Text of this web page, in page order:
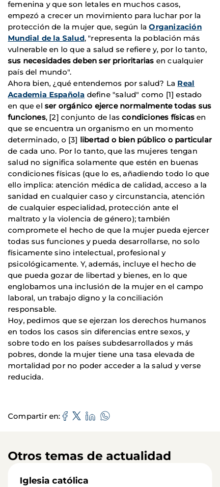
femenina y que son letales en muchos casos,
empezó a crecer un movimiento para luchar por la
protección de la mujer que, según laOrganización
Mundial de la Salud, "representa la población más
vulnerable en lo que a salud se refiere y, por lo tanto,
sus necesidades deben ser prioritarias en cualquier
país del mundo".
Ahora bien, ¿qué entendemos por salud? La Real
Academia Española define "salud" como [1] estado
en que el ser orgánico ejerce normalmente todas sus
funciones, [2] conjunto de lascondiciones físicas en
que se encuentra un organismo en un momento
determinado, o [3] libertad o bien público o particular
de cada uno. Por lo tanto, que las mujeres tengan
salud no significa solamente que estén en buenas
condiciones físicas (que lo es, añadiendo todo lo que
ello implica: atención médica de calidad, acceso a la
sanidad en cualquier caso y circunstancia, atención
de cualquier especialidad, protección ante el
maltrato y la violencia de género); también
compromete el hecho de que la mujer pueda ejercer
todas sus funciones y pueda desarrollarse, no solo
físicamente sino intelectual, profesional y
psicológicamente. Y, además, incluye el hecho de
que pueda gozar de libertad y bienes, en lo que
englobamos una inclusión de la mujer en el campo
laboral, un trabajo digno y la conciliación
responsable.
Hoy, pedimos que se ejerzan los derechos humanos
en todos los casos sin diferencias entre sexos, y
sobre todo en los países subdesarrollados y más
pobres, donde la mujer tiene una tasa elevada de
mortalidad por no poder acceder a la salud y verse
reducida.
Compartir en
Otros temas de actualidad
Iglesia católica